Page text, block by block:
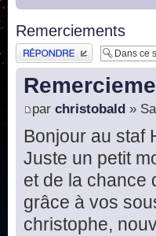
Remerciements
Publier une réponse
par christobald »
Bonjour au staf
Juste un petit
et de la chance
grâce à vos
christophe,